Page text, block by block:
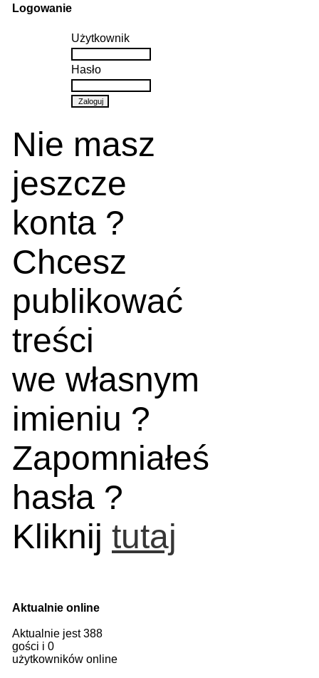
Logowanie
Użytkownik
Hasło
Nie masz
jeszcze
konta ?
Chcesz
publikować
treści
we własnym
imieniu ?
Zapomniałeś
hasła ?
Kliknij tutaj
Aktualnie online
Aktualnie jest 388
gości i 0
użytkowników online